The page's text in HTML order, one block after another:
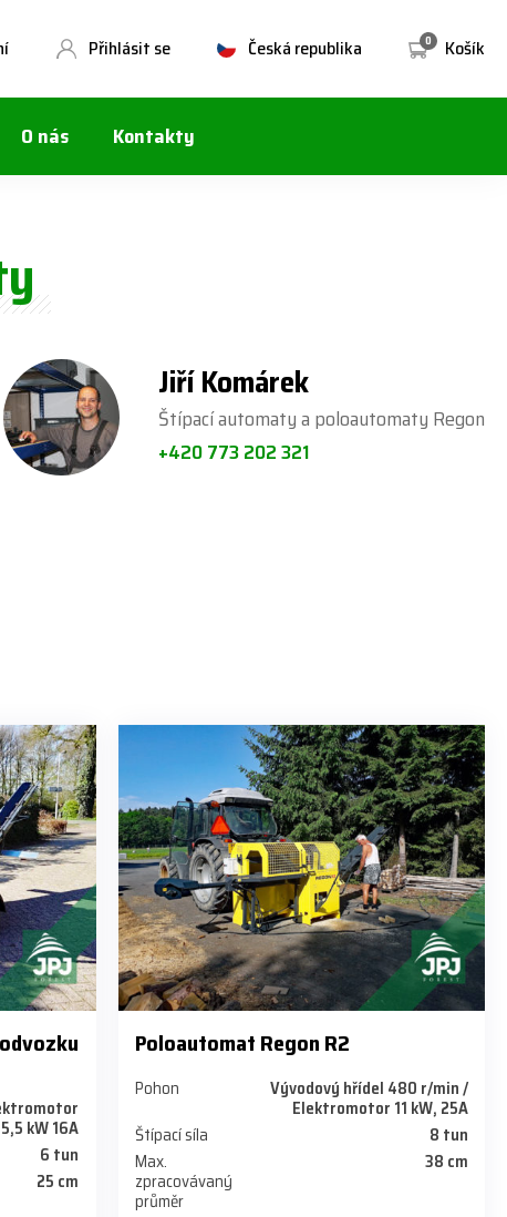
0 Košík
Česká republika
Přihlásit se
O nás Kontakty
Jiří Komárek
Štípací automaty a poloautomaty Regon
+420 773 202 321
5,5 kW 16A
6 tun
25 cm
Poloautomat Regon R2
Pohon Vývodový hřídel 480 r/min /
Elektromotor 11 kW, 25A
Štípací síla
8 tun
Max.
zpracovávaný
průměr
38 cm